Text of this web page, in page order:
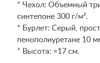
* Чехол: Объемный
синтепоне 300 г/м².
* Бурлет: Серый,
пенополиуретане 10
* Высота: ≈17 см.